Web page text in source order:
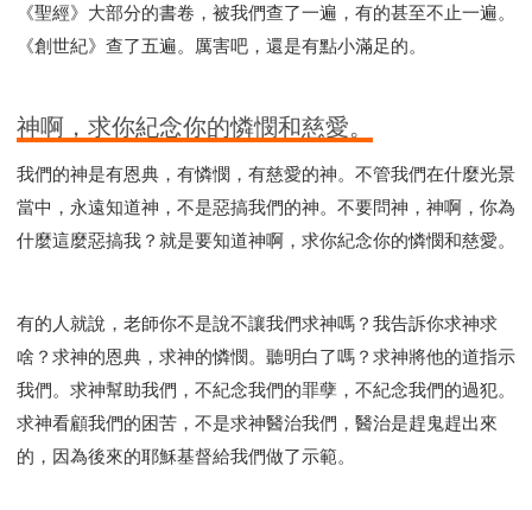
《聖經》大部分的書卷，被我們查了一遍，有的甚至不止一遍。
《創世紀》查了五遍。厲害吧，還是有點小滿足的。
神啊，求你紀念你的憐憫和慈愛。
我們的神是有恩典，有憐憫，有慈愛的神。不管我們在什麼光景
當中，永遠知道神，不是惡搞我們的神。不要問神，神啊，你為
什麼這麼惡搞我？就是要知道神啊，求你紀念你的憐憫和慈愛。
有的人就說，老師你不是說不讓我們求神嗎？我告訴你求神求
啥？求神的恩典，求神的憐憫。聽明白了嗎？求神將他的道指示
我們。求神幫助我們，不紀念我們的罪孽，不紀念我們的過犯。
求神看顧我們的困苦，不是求神醫治我們，醫治是趕鬼趕出來
的，因為後來的耶穌基督給我們做了示範。